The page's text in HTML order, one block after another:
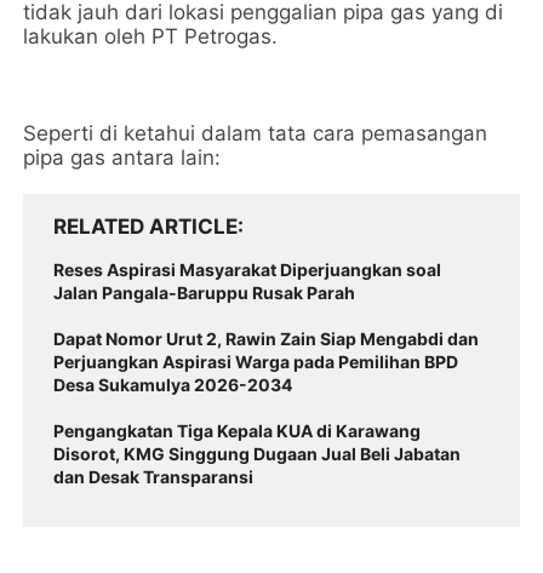
tidak jauh dari lokasi penggalian pipa gas yang di
lakukan oleh PT Petrogas.
Seperti di ketahui dalam tata cara pemasangan
pipa gas antara lain:
RELATED ARTICLE
Reses Aspirasi Masyarakat Diperjuangkan soal
Jalan Pangala-Baruppu Rusak Parah
Dapat Nomor Urut 2, Rawin Zain Siap Mengabdi dan
Perjuangkan Aspirasi Warga pada Pemilihan BPD
Desa Sukamulya 2026-2034
Pengangkatan Tiga Kepala KUA di Karawang
Disorot, KMG Singgung Dugaan Jual Beli Jabatan
dan Desak Transparansi